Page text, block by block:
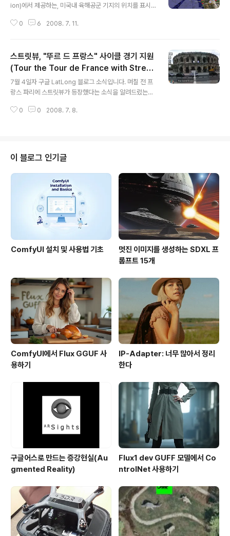
ion)에서 제공하는, 미국내 육해공군 기지의 위치를 표시
g 에 들어가보시면 직접 확인하실 수 있습니다. 그 지점을
종류를 별도의 정보로 제공해 주고 있습니다. 아래는 캘리
포니아주 로스엔젤레스와 샌디에고 인근을 캡처한 모습입
니다. 여기에서 빨간 다이아몬드 위치표지는 해군/해병대
기지이고, 파란색은 공군기지, 초록색은 육군기지, 하얀색
네요. 또한 하늘색 영역은 군사작전구역이고, 약간 더 짙은
0 6 2008. 7. 11.
스트릿뷰, "뚜르 드 프랑스" 사이클 경기 지원
(Tour the Tour de France with Street
View)
7월 4일자 구글 LatLong 블로그 소식입니다. 며칠 전 프
랑스 파리에 스트릿뷰가 등장했다는 소식을 알려드렸는데,
스트릿뷰로 서비스하는 것이 아니라, 세계적인 스포츠 이
프랑스에 대해서는 저도 이번에 처음들었습니다만, 1903
년에 시작된 경기로서, 알프스/피레네 산맥을 포함해서 총
3,800km 도로를 23일간 사이클로만 달리는 경기라고
합니다. 정말 대단하다 싶네요. 여기를 보시면 작년 대회의
모습을 일부 보실 수 있습니다. 아래 그림은 뚜르 드 프랑스
(Tour de ..
0 0 2008. 7. 8.
이 블로그 인기글
ComfyUI 설치 및 사용법 기초
멋진 이미지를 생성하는 SDXL 프
롬프트 15개
ComfyUI에서 Flux GGUF 사
용하기
IP-Adapter: 너무 많아서 정리
한다
구글어스로 만드는 증강현실(Au
gmented Reality)
Flux1 dev GUFF 모델에서 Co
ntrolNet 사용하기